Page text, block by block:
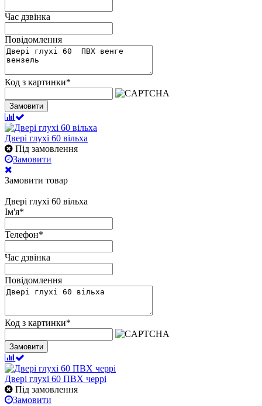
Час дзвінка
Повідомлення
Код з картинки*
Замовити
Двері глухі 60 вільха
Під замовлення
Замовити
Замовити товар
Двері глухі 60 вільха
Ім'я*
Телефон*
Час дзвінка
Повідомлення
Код з картинки*
Замовити
Двері глухі 60 ПВХ черрі
Під замовлення
Замовити